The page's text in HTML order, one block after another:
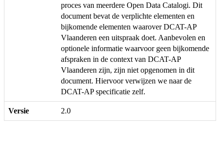
proces van meerdere Open Data Catalogi. Dit
document bevat de verplichte elementen en
bijkomende elementen waarover DCAT-AP
Vlaanderen een uitspraak doet. Aanbevolen en
optionele informatie waarvoor geen bijkomende
afspraken in de context van DCAT-AP
Vlaanderen zijn, zijn niet opgenomen in dit
document. Hiervoor verwijzen we naar de
DCAT-AP specificatie zelf.
Versie 2.0